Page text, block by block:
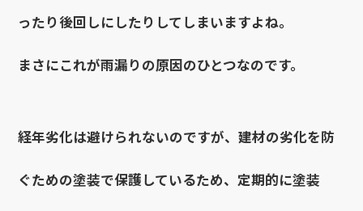
ったり後回しにしたりしてしまいますよね。
まさにこれが雨漏りの原因のひとつなのです。
経年劣化は避けられないのですが、建材の劣化を防
ぐための塗装で保護しているため、定期的に塗装